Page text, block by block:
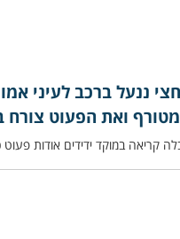
ננעל ברכב לעיני
ואת הפעוט צורח